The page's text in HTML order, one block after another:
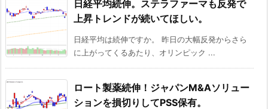
日経平均続伸。ステラファーマも反発で
上昇トレンドが続いてほしい。
日経平均は続伸ですか。 昨日の大幅反発からさら
に上がってくるあたり、オリンピック ...
ロート製薬続伸！ジャパンM&Aソリュー
ションを損切りしてPSS保有。